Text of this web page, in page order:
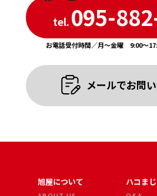
tel. 095-
お電話受付時間／月〜金曜 9:00〜
メールでお問
旭屋について ハコま